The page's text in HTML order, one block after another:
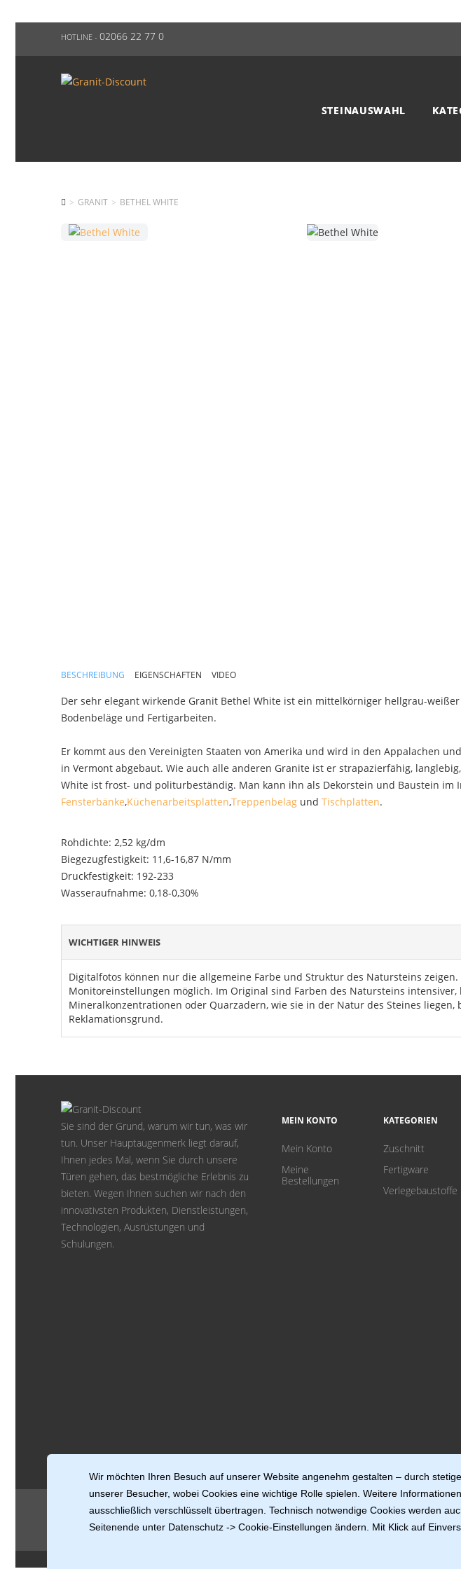
HOTLINE - 02066 22 77 0
STEINAUSWAHL
GRANIT BETHEL WHITE
BESCHREIBUNG EIGENSCHAFTEN VIDEO
Der sehr elegant wirkende Granit Bethel White ist ein mittelkörniger hellgrau-
Bodenbeläge und Fertigarbeiten.
Er kommt aus den Vereinigten Staaten von Amerika und wird in den Appalachen und
in Vermont abgebaut. Wie auch alle anderen Granite ist er strapazierfähig,
White ist frost- und politurbeständig. Man kann ihn als Dekorstein und Baustein im
Fensterbänke,Küchenarbeitsplatten,Treppenbelag und Tischplatten.
Rohdichte: 2,52 kg/dm
Biegezugfestigkeit: 11,6-16,87 N/mm
Druckfestigkeit: 192-233
Wasseraufnahme: 0,18-0,30%
WICHTIGER HINWEIS
Digitalfotos können nur die allgemeine Farbe und Struktur des Natursteins
Monitoreinstellungen möglich. Im Original sind Farben des Natursteins
Mineralkonzentrationen oder Quarzadern, wie sie in der Natur des Steines
Reklamationsgrund.
Sie sind der Grund, warum wir tun, was wir
tun. Unser Hauptaugenmerk liegt darauf,
Ihnen jedes Mal, wenn Sie durch unsere
Türen gehen, das bestmögliche Erlebnis zu
bieten. Wegen Ihnen suchen wir nach den
innovativsten Produkten, Dienstleistungen,
Technologien, Ausrüstungen und
Schulungen.
MEIN KONTO
Mein Konto
Meine
Bestellungen
KATEGORIEN
Zuschnitt
Fertigware
Verlegebaustoffe
© 2004-2026
Wir möchten Ihren Besuch auf unserer Website angenehm gestalten – durch
unserer Besucher, wobei Cookies eine wichtige Rolle spielen. Weitere
ausschließlich verschlüsselt übertragen. Technisch notwendige Cookies werden
Seitenende unter Datenschutz -> Cookie-Einstellungen ändern. Mit Klick auf